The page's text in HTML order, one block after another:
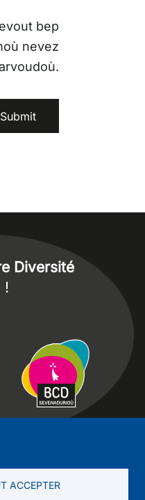
bep
nevez
Diversité
!
ACCEPTER